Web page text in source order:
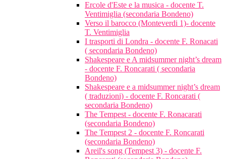
Ercole d'Este e la musica - docente T.
Ventimiglia (secondaria Bondeno)
Verso il barocco (Monteverdi 1)- docente
T. Ventimiglia
I trasporti di Londra - docente F. Ronacati
( secondaria Bondeno)
Shakespeare e A midsummer night’s dream
- docente F. Roncarati ( secondaria
Bondeno)
Shakespeare e a midsummer night’s dream
( traduzioni) - docente F. Roncarati (
secondaria Bondeno)
The Tempest - docente F. Ronacarati
(secondaria Bondeno)
The Tempest 2 - docente F. Roncarati
(secondaria Bondeno)
Areil's song (Tempest 3) - docente F.